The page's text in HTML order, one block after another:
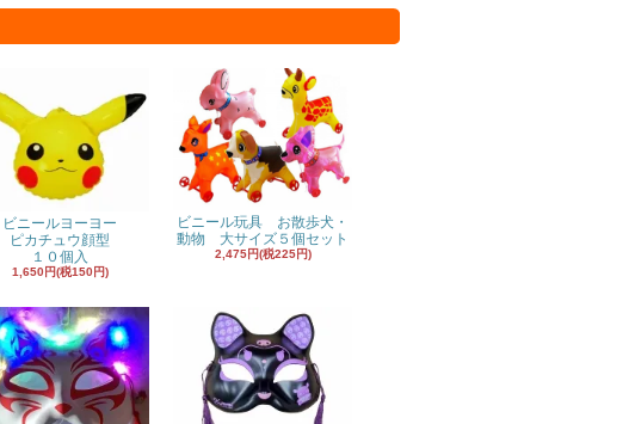
ビニールヨーヨー
ピカチュウ顔型
１０個入
1,650円(税150円)
ビニール玩具 お散歩犬・
動物 大サイズ５個セット
2,475円(税225円)